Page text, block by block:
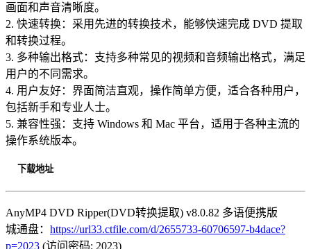
画面和声音清晰度。
2. 快速转换：采用先进的转换技术，能够快速完成 DVD 提取
和转换过程。
3. 多种输出格式：支持多种常见的视频和音频输出格式，满足
用户的不同需求。
4. 用户友好：界面简洁直观，操作简单方便，适合各种用户，
包括新手和专业人士。
5. 兼容性强：支持 Windows 和 Mac 平台，适用于各种主流的
操作系统版本。
下载地址
AnyMP4 DVD Ripper(DVD转换提取) v8.0.82 多语便携版
城通盘： https://url33.ctfile.com/d/2655733-60706597-b4dace?
p=2023 (访问密码: 2023)